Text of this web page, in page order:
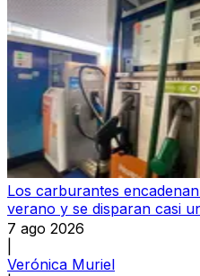
Los carburantes
verano y se disparan casi
7 ago 2026
Verónica Muriel